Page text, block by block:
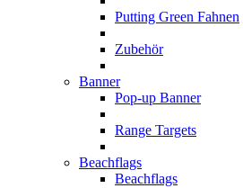
Putting Green Fahnen
Zubehör
Banner
Pop-up Banner
Range Targets
Beachflags
Beachflags